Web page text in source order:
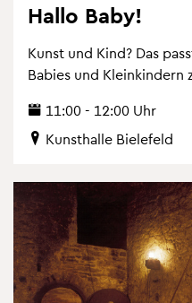
Hallo Baby!
Kunst und Kind? Das
Ba­bies und Klein­kin­dern
11:00 - 12:00 Uhr
Kunst­hal­le Bie­le­feld